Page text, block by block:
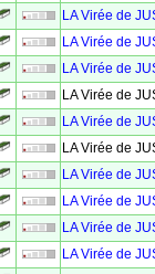
LA Virée de
LA Virée de
LA Virée de
LA Virée de
LA Virée de
LA Virée de
LA Virée de
LA Virée de
LA Virée de
LA Virée de